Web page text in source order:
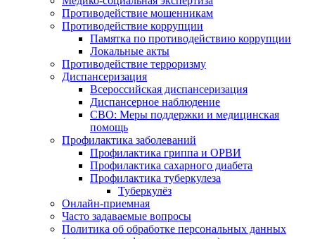
Противодействие мошенникам
Противодействие коррупции
Памятка по противодействию коррупции
Локальные акты
Противодействие терроризму
Диспансеризация
Всероссийская диспансеризация
Диспансерное наблюдение
СВО: Меры поддержки и медицинская
помощь
Профилактика заболеваний
Профилактика гриппа и ОРВИ
Профилактика сахарного диабета
Профилактика туберкулеза
Туберкулёз
Онлайн-приемная
Часто задаваемые вопросы
Политика об обработке персональных данных